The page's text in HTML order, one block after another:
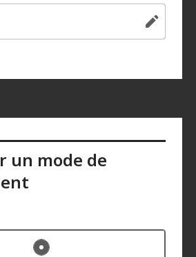
un mode de